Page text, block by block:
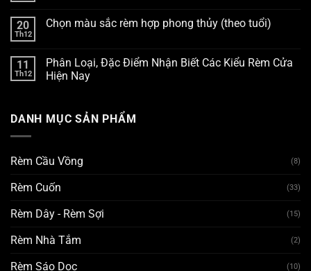
20
Th12
Chọn màu sắc rèm hợp phong thủy (theo tuổi)
11
Th12
Phân Loại, Đặc Điểm Nhận Biết Các Kiểu Rèm Cửa
Hiện Nay
DANH MỤC SẢN PHẨM
Rèm Cầu Vồng (8)
Rèm Cuốn (33)
Rèm Dây - Rèm Sợi (15)
Rèm Nhà Tắm (2)
Rèm Sáo Dọc (10)